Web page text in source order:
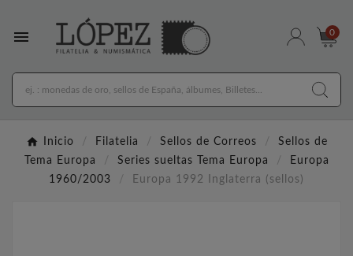
 0
Inicio Filatelia Sellos de Correos
Sellos de
Tema Europa
Series sueltas Tema Europa
Europa
1960/2003
Europa 1992 Inglaterra (sellos)